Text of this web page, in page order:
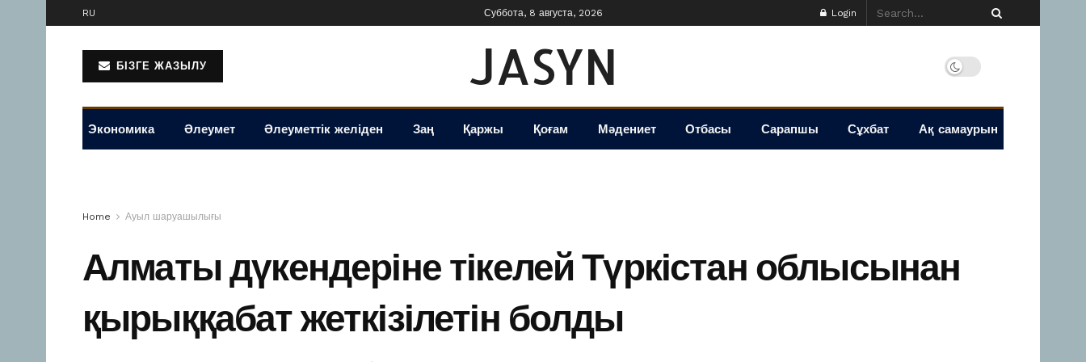
RU Суббота, 8 августа, 2026 Login
БІЗГЕ ЖАЗЫЛУ JASYN
Экономика Әлеумет Әлеуметтік желіден Заң Қаржы Қоғам Мәдениет Отбасы Сарапшы Сұхбат Ақ самаурын
Home Ауыл шаруашылығы
Алматы дүкендеріне тікелей Түркістан облысынан
қырыққабат жеткізілетін болды